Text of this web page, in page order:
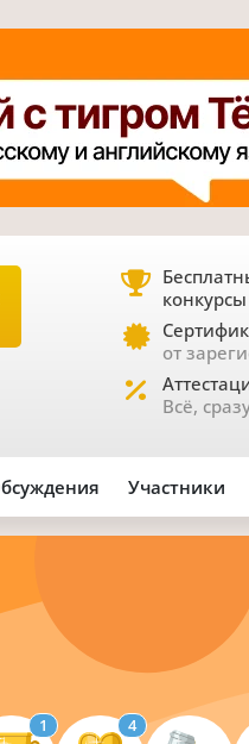
конкурсы
от
Всё,
Участники
1 4